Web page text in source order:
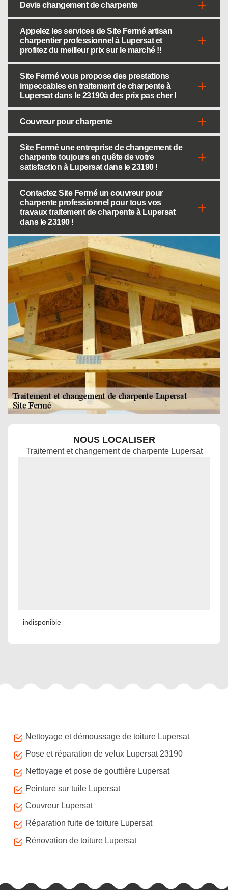
Devis changement de charpente
Appelez les services de Site Fermé artisan
charpentier professionnel à Lupersat et
profitez du meilleur prix sur le marché !!
Site Fermé vous propose des prestations
impeccables en traitement de charpente à
Lupersat dans le 23190à des prix pas cher !
Couvreur pour charpente
Site Fermé une entreprise de changement de
charpente toujours en quête de votre
satisfaction à Lupersat dans le 23190 !
Contactez Site Fermé un couvreur pour
charpente professionnel pour tous vos
travaux traitement de charpente à Lupersat
dans le 23190 !
NOUS LOCALISER
Traitement et changement de charpente Lupersat
indisponible
Nettoyage et démoussage de toiture Lupersat
Pose et réparation de velux Lupersat 23190
Nettoyage et pose de gouttière Lupersat
Peinture sur tuile Lupersat
Couvreur Lupersat
Réparation fuite de toiture Lupersat
Rénovation de toiture Lupersat